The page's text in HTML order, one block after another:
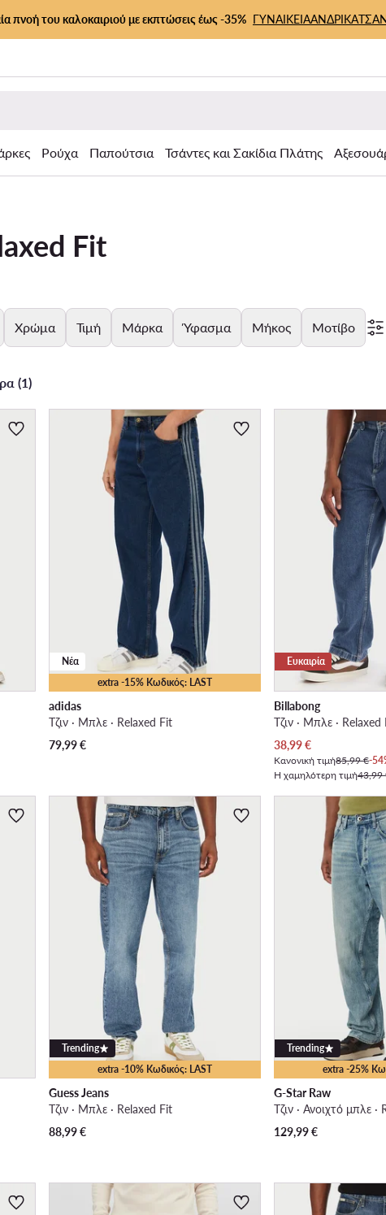
πνοή του καλοκαιριού με εκπτώσεις έως -35% ΓΥΝΑΙΚΕΙΑΑΝΔΡΙΚΑ
Ρούχα Παπούτσια Τσάντες και Σακίδια Πλάτης
Fit
Χρώμα Τιμή Μάρκα Ύφασμα Μήκος Μοτίβο
(1)
extra -15% Κωδικός: LAST
Νέα
adidas
Τζιν · Μπλε · Relaxed Fit
79,99€
Ευκαιρία
Billabong
Τζιν · Μπλε · Relaxed
Τρέχουσα τιμή
38,99€
Κανονική τιμή85,99 €-
Η χαμηλότερη τιμή43,99
extra -10% Κωδικός: LAST
Trending
Guess Jeans
Τζιν · Μπλε · Relaxed Fit
88,99€
extra -25%
Trending
G-Star Raw
Τζιν · Ανοιχτό μπλε ·
129,99€